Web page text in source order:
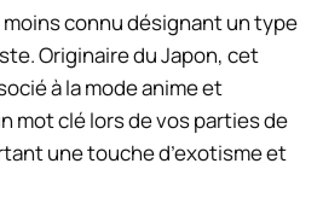
moins connu désignant un type
Originaire du Japon, cet
à la mode anime et
mot clé lors de vos parties de
une touche d’exotisme et